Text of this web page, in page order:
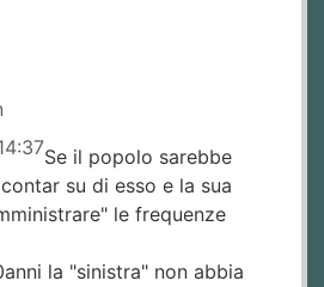
Se il popolo sarebbe
su di esso e la sua
le frequenze
la "sinistra" non abbia